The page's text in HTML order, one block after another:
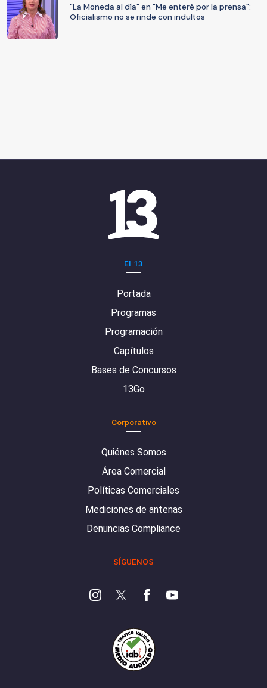
"La Moneda al día" en "Me enteré por la prensa":
Oficialismo no se rinde con indultos
El 13
Portada
Programas
Programación
Capítulos
Bases de Concursos
13Go
Corporativo
Quiénes Somos
Área Comercial
Políticas Comerciales
Mediciones de antenas
Denuncias Compliance
SÍGUENOS